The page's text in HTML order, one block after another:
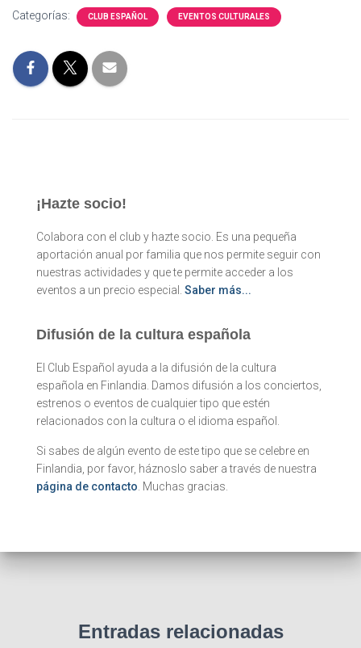
Categorías: CLUB ESPAÑOL EVENTOS CULTURALES
¡Hazte socio!
Colabora con el club y hazte socio. Es una pequeña
aportación anual por familia que nos permite seguir con
nuestras actividades y que te permite acceder a los
eventos a un precio especial. Saber más...
Difusión de la cultura española
El Club Español ayuda a la difusión de la cultura
española en Finlandia. Damos difusión a los conciertos,
estrenos o eventos de cualquier tipo que estén
relacionados con la cultura o el idioma español.
Si sabes de algún evento de este tipo que se celebre en
Finlandia, por favor, háznoslo saber a través de nuestra
página de contacto . Muchas gracias.
Entradas relacionadas